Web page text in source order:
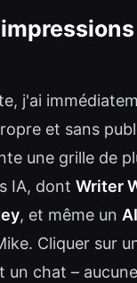
j'ai
et sans
une grille de
IA, dont Writer
, et même un
Cliquer sur
un chat –